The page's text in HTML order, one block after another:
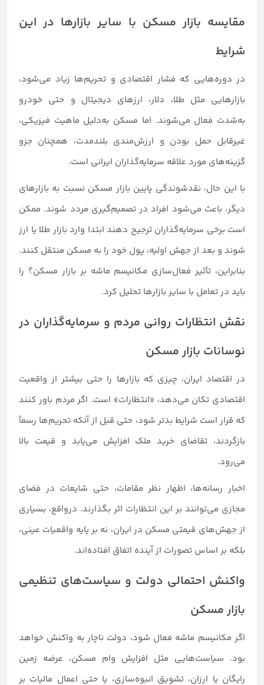
مقایسه بازار مسکن با سایر بازارها در این
شرایط
در دوره‌هایی که فشار اقتصادی و تحریم‌ها زیاد می‌شود،
بازارهایی مثل طلا، دلار، ارزهای دیجیتال و حتی خودرو
به‌شدت فعال می‌شوند. اما مسکن به‌دلیل ماهیت فیزیکی،
غیرقابل حمل بودن و ارزش‌مندی بلندمدت، همچنان جزو
گزینه‌های مورد علاقه سرمایه‌گذاران ایرانی است.
با این حال، نقدشوندگی پایین بازار مسکن نسبت به بازارهای
دیگر، باعث می‌شود افراد در تصمیم‌گیری مردد شوند. ممکن
است برخی سرمایه‌گذاران ترجیح دهند ابتدا وارد بازار طلا یا ارز
شوند و بعد از جهش اولیه، پول خود را به مسکن منتقل کنند.
بنابراین، تأثیر فعال‌سازی مکانیسم ماشه بر بازار مسکن؟ را
باید در تعامل با سایر بازارها تحلیل کرد.
نقش انتظارات روانی مردم و سرمایه‌گذاران در
نوسانات بازار مسکن
در اقتصاد ایران، چیزی که بازارها را حتی بیشتر از واقعیت
اقتصادی تکان می‌دهد، «انتظارات» است. اگر مردم باور کنند
که قرار است شرایط بدتر شود، حتی قبل از آنکه تحریم‌ها رسماً
بازگردند، تقاضای خرید ملک افزایش می‌یابد و قیمت بالا
می‌رود.
اخبار رسانه‌ها، اظهار نظر مقامات، حتی شایعات در فضای
مجازی می‌توانند بر این انتظارات اثر بگذارند. درواقع، بسیاری
از جهش‌های قیمتی مسکن در ایران، نه بر پایه واقعیات عینی،
بلکه بر اساس تصورات از آینده اتفاق افتاده‌اند.
واکنش احتمالی دولت و سیاست‌های تنظیمی
بازار مسکن
اگر مکانیسم ماشه فعال شود، دولت ناچار به واکنش خواهد
بود. سیاست‌هایی مثل افزایش وام مسکن، عرضه زمین
رایگان یا ارزان، تشویق انبوه‌سازی، یا حتی اعمال مالیات بر